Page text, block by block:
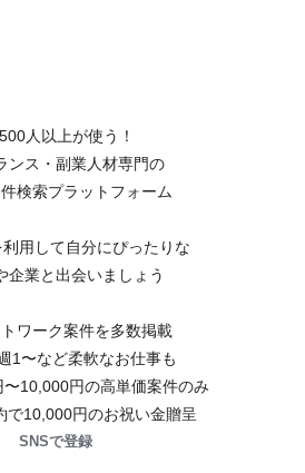
人以上が使う！
ンス・副業人材専門の
検索プラットフォーム
用して自分にぴったりな
企業と出会いましょう
トワーク案件を多数掲載
1〜など柔軟なお仕事も
〜10,000円の高単価案件のみ
で10,000円のお祝い金贈呈
SNSで登録